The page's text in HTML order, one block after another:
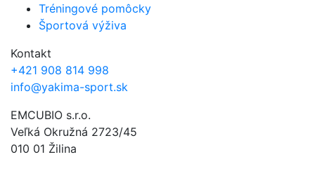
Tréningové pomôcky
Športová výživa
Kontakt
+421 908 814 998
info@yakima-sport.sk
EMCUBIO s.r.o.
Veľká Okružná 2723/45
010 01 Žilina